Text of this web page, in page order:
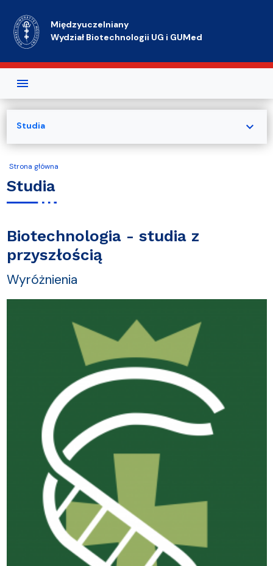
Międzyuczelniany
Wydział Biotechnologii UG i GUMed
Strona główna
Studia
Biotechnologia - studia z
przyszłością
Wyróżnienia
Studia expand_more